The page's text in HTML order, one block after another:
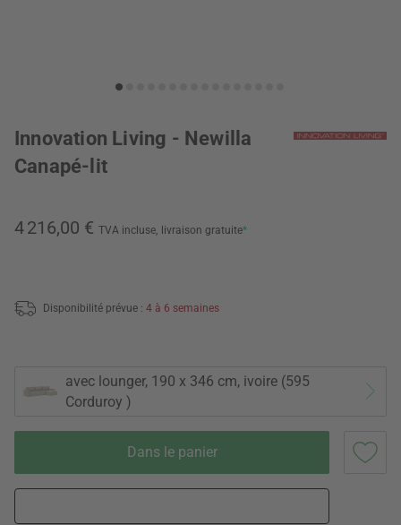
Innovation Living - Newilla
Canapé-lit
4 216,00 € TVA incluse, livraison gratuite*
Disponibilité prévue : 4 à 6 semaines
avec lounger, 190 x 346 cm, ivoire (595
Corduroy )
Dans le panier